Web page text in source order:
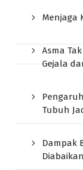
Menjaga
Asma
Gejala
Tubuh
Dampak
Diabaikan